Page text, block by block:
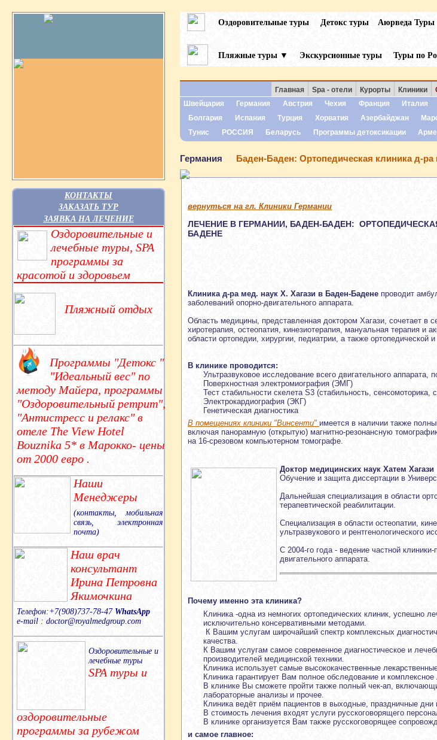
КОНТАКТЫ
ЗАКАЗАТЬ ТУР
ЗАЯВКА НА ЛЕЧЕНИЕ
Оздоровительные и
лечебные туры, SPA
программы за
красотой и здоровьем
Пляжный отдых
Программы "Детокс "
"Идеальный вес" по
методу Майера, программы
"Оздоровительный ретрит",
"Антистресс и релакс" в
отеле The View Hotel
Bouznika 5* в Марокко- цены
от 2000 евро .
Наши
Менеджеры
(контакты, мобильная
связь, электронная
почта)
Наш врач
консультант
Ирина Петровна
Якимочкина
Телефон:+7(908)737-78-47 WhatsApp
e-mail : doctor@royalmedgroup.com
Оздоровительные и
лечебные туры
SPA туры и
оздоровительные
программы за рубежом
Оздоровительные туры Детокс туры Аюрведа Туры
Пляжные туры ▼ Экскурсионные туры Туры по
Главная Spa - отели Курорты Клиники
Швейцария
Германия Австрия Чехия Франция Италия
Болгария
Испания Турция Хорватия Азербайджан
Тунис
РОССИЯ Беларусь Программы детоксикации
Германия Баден-Баден: Ортопедическая клиника д-ра
вернуться на гл. Клиники Германии
ЛЕЧЕНИЕ В ГЕРМАНИИ, БАДЕН-БАДЕН:
БАДЕНЕ
Клиника д-ра мед. наук Х. Хагази в Баден-Бадене проводит
заболеваний опорно-двигательного аппарата.
Область медицины, представленная доктором Хагази, сочетает в
xиротерапия, oстеопатия, кинезиотерапия, мануальная терапия и
области ортопедии, хирургии, педиатрии, а также ортопедической и
В клинике проводится:
Ультразвуковое исследование всего двигательного аппарата,
Поверхностная электромиография (ЭМГ)
Тест стабильности скелета S3 (стабильность, сенсомоторика,
Электрокардиография (ЭКГ)
Генетическая диагностика
В помещениях клиники "Винсенти" имеется в наличии также
включая панорамную (открытую) магнитно-резонансную
на 16-срезовом компьютерном томографе.
Доктор медицинских наук Хатем Хагази
Обучение и защита диссертации в
Дальнейшая специализация в области
терапевтической реабилитации.
Специализация в области остеопатии,
ультразвукового и рентгенологического
С 2004-го года - ведение частной
двигательного аппарата.
Почему именно эта клиника?
Клиника -одна из немногих ортопедических клиник, успешно
исключительно консервативными методами.
К Вашим услугам широчайший спектр комплексных
качества.
К Вашим услугам самое современное диагностическое и
производителей медицинской техники.
Клиника использует самые высококачественные
Клиника гарантирует Вам полное обследование и
В клинике Вы сможете пройти также полный чек-ап,
лабораторные анализы и прочее.
Клиника ведёт приём пациентов в выходные, праздничные дни
В стоимость лечения входят услуги русскоговорящего
В клинике организуется Вам также русскоговорящее
и самое главное: